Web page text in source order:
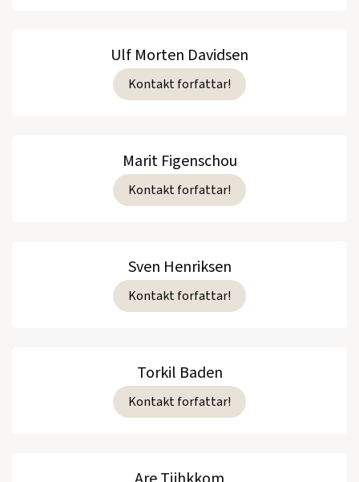
Ulf Morten Davidsen
Kontakt forfattar!
Marit Figenschou
Kontakt forfattar!
Sven Henriksen
Kontakt forfattar!
Torkil Baden
Kontakt forfattar!